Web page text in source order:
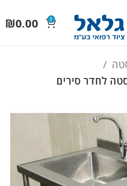
0
₪0.00
לחדר סירים